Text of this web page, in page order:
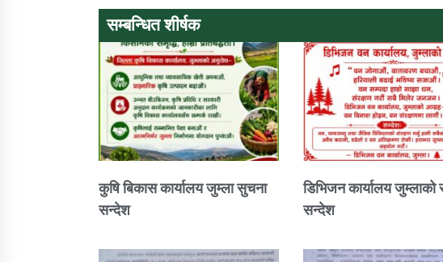
सम्बन्धित शीर्षक
कुषि बिकास कार्यालय जुम्ला सुचना
सन्देश
डिभिजन कार्यालय जुम्लाको
सन्देश